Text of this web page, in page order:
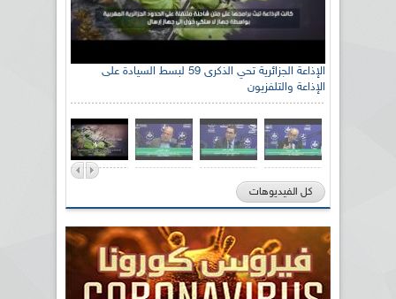
الإذاعة الجزائرية تحي الذكرى 59 لبسط السيادة على
الإذاعة والتلفزيون
رئيس اللجنة الوطنية الجزائرية للتضامن مع الشعب
الصحراوي السيد سعيد العياشي
كل الفيديوهات